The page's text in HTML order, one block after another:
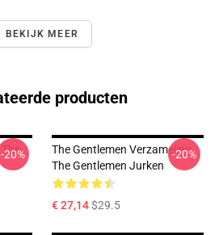
BEKIJK MEER
producten
-20%
The Gentlemen Verzameling
The Gentlemen Jurken
€ 27,14$29.5
-20%